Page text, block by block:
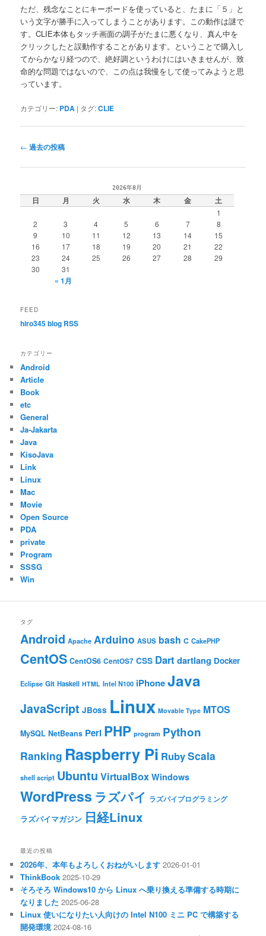
ただ、残念なことにキーボードを使っていると、たまに「５」と
いう文字が勝手に入ってしまうことがあります。この動作は謎で
す。CLIE本体もタッチ画面の調子がたまに悪くなり、真ん中を
クリックしたと誤動作することがあります。ということで購入し
てからかなり経つので、絶好調というわけにはいきませんが、致
命的な問題ではないので、この点は我慢をして使ってみようと思
っています。
カテゴリー: PDA | タグ:CLIE
投
ナ
ゲ
ー
← 過去の投稿
2026年8月
日 月 火 水 木 金 土
1
2
3 4 5 6 7
8
9
10 11 12 13 14
15
16
17 18 19 20 21
22
23
24 25 26 27 28
29
30
31
« 1月
FEED
hiro345 blog RSS
カテゴリー
Android
Article
Book
etc
General
Ja-Jakarta
Java
KisoJava
Link
Linux
Mac
Movie
Open Source
PDA
private
Program
SSSG
Win
タグ
Android Apache Arduino ASUS bash C CakePHP
CentOS CentOS6 CentOS7 CSS Dart dartlang Docker
Eclipse Git Haskell HTML Intel N100 iPhoneJava
JavaScript JBoss Linux Movable Type MTOS
MySQL NetBeans Perl PHP program Python
Ranking Raspberry Pi RubyScala
shell script Ubuntu VirtualBox Windows
WordPress ラズパイ ラズパイプログラミング
ラズパイマガジン 日経Linux
最近の投稿
2026年、本年もよろしくおねがいします 2026-01-01
ThinkBook 2025-10-29
そろそろ Windows10 から Linux へ乗り換える準備する時期に
なりました 2025-06-28
Linux 使いになりたい人向けの Intel N100 ミニ PC で構築する
開発環境 2024-08-16